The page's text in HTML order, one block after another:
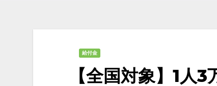
給付金
【全国対象】1人